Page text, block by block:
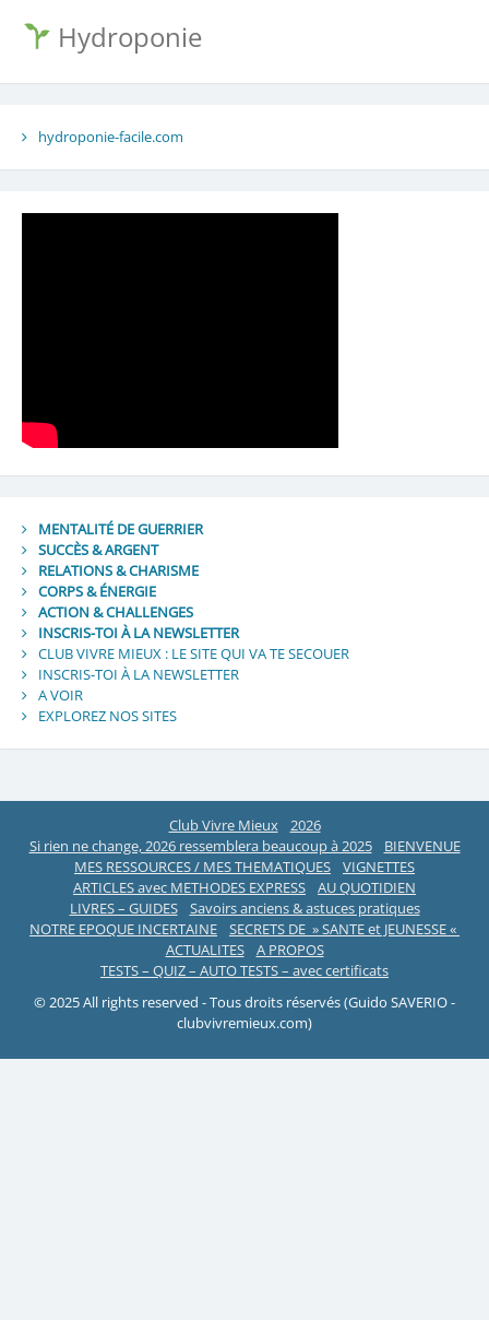
Hydroponie
hydroponie-facile.com
MENTALITÉ DE GUERRIER
SUCCÈS & ARGENT
RELATIONS & CHARISME
CORPS & ÉNERGIE
ACTION & CHALLENGES
INSCRIS-TOI À LA NEWSLETTER
CLUB VIVRE MIEUX : LE SITE QUI VA TE SECOUER
INSCRIS-TOI À LA NEWSLETTER
A VOIR
EXPLOREZ NOS SITES
Club Vivre Mieux
2026
Si rien ne change, 2026 ressemblera beaucoup à 2025
BIENVENUE
MES RESSOURCES / MES THEMATIQUES
VIGNETTES
ARTICLES avec METHODES EXPRESS
AU QUOTIDIEN
LIVRES – GUIDES
Savoirs anciens & astuces pratiques
NOTRE EPOQUE INCERTAINE
SECRETS DE » SANTE et JEUNESSE «
ACTUALITES
A PROPOS
TESTS – QUIZ – AUTO TESTS – avec certificats
© 2025 All rights reserved - Tous droits réservés (Guido SAVERIO -
clubvivremieux.com)